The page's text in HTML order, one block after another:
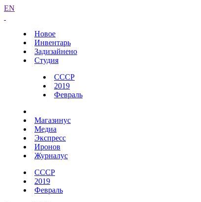
EN
Новое
Инвентарь
Задизайнено
Студия
СССР
2019
Февраль
Магазинус
Медиа
Экспресс
Иронов
Журналус
СССР
2019
Февраль